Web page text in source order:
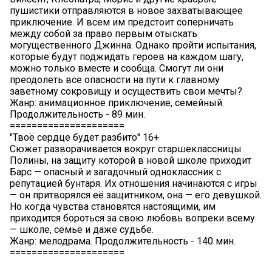
пушистики отправляются в новое захватывающее
приключение. И всем им предстоит соперничать
между собой за право первым отыскать
могущественного Джинна. Однако пройти испытания,
которые будут поджидать героев на каждом шагу,
можно только вместе и сообща. Смогут ли они
преодолеть все опасности на пути к главному
заветному сокровищу и осуществить свои мечты?
Жанр: анимационное приключение, семейный.
Продолжительность - 89 мин.
=====================
"Твоё сердце будет разбито" 16+
Сюжет разворачивается вокруг старшеклассницы
Полины, на защиту которой в новой школе приходит
Барс — опасный и загадочный одноклассник с
репутацией бунтаря. Их отношения начинаются с игры
— он притворялся её защитником, она — его девушкой.
Но когда чувства становятся настоящими, им
приходится бороться за свою любовь вопреки всему
— школе, семье и даже судьбе.
Жанр: мелодрама. Продолжительность - 140 мин.
=====================